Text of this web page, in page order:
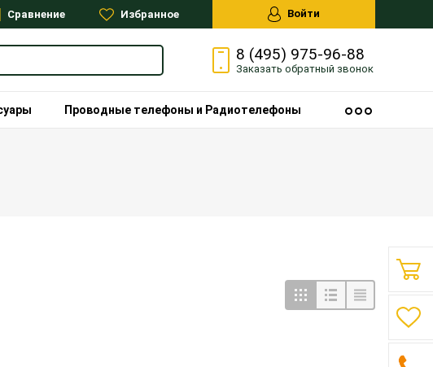
Сравнение Избранное Войти
8 (495) 975-96-88
Заказать обратный звонок
Проводные телефоны и Радиотелефоны